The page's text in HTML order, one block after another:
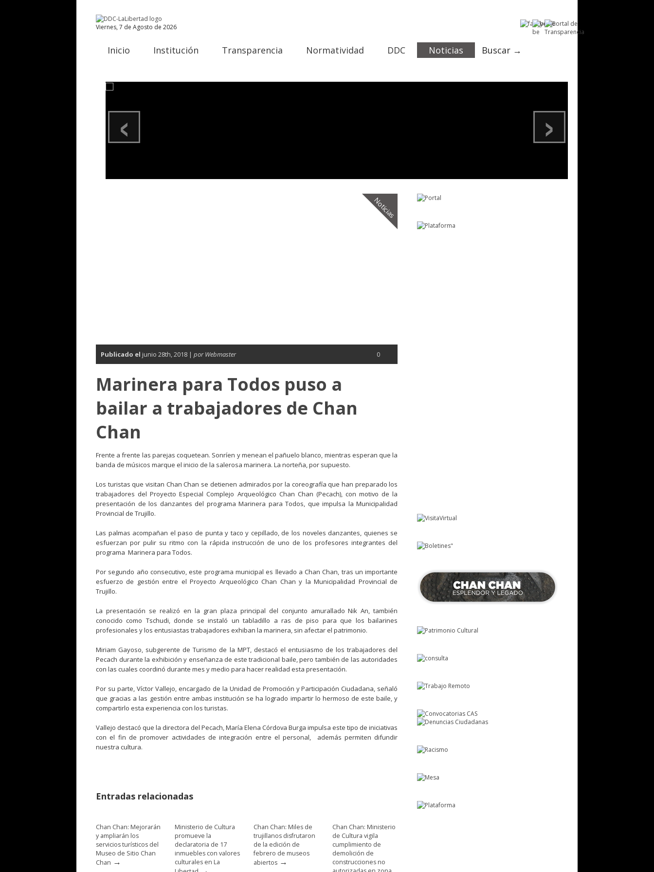
Viernes, 7 de Agosto de 2026
Inicio Institución Transparencia Normatividad DDC Noticias Buscar →
›
‹
Noticias
Publicado el junio 28th, 2018 | por Webmaster 0
Marinera para Todos puso a
bailar a trabajadores de Chan
Chan
Frente a frente las parejas coquetean. Sonríen y menean el pañuelo blanco, mientras esperan que la
banda de músicos marque el inicio de la salerosa marinera. La norteña, por supuesto.
Los turistas que visitan Chan Chan se detienen admirados por la coreografía que han preparado los
trabajadores del Proyecto Especial Complejo Arqueológico Chan Chan (Pecach), con motivo de la
presentación de los danzantes del programa Marinera para Todos, que impulsa la Municipalidad
Provincial de Trujillo.
Las palmas acompañan el paso de punta y taco y cepillado, de los noveles danzantes, quienes se
esfuerzan por pulir su ritmo con la rápida instrucción de uno de los profesores integrantes del
programa Marinera para Todos.
Por segundo año consecutivo, este programa municipal es llevado a Chan Chan, tras un importante
esfuerzo de gestión entre el Proyecto Arqueológico Chan Chan y la Municipalidad Provincial de
Trujillo.
La presentación se realizó en la gran plaza principal del conjunto amurallado Nik An, también
conocido como Tschudi, donde se instaló un tabladillo a ras de piso para que los bailarines
profesionales y los entusiastas trabajadores exhiban la marinera, sin afectar el patrimonio.
Miriam Gayoso, subgerente de Turismo de la MPT, destacó el entusiasmo de los trabajadores del
Pecach durante la exhibición y enseñanza de este tradicional baile, pero también de las autoridades
con las cuales coordinó durante mes y medio para hacer realidad esta presentación.
Por su parte, Víctor Vallejo, encargado de la Unidad de Promoción y Participación Ciudadana, señaló
que gracias a las gestión entre ambas institución se ha logrado impartir lo hermoso de este baile, y
compartirlo esta experiencia con los turistas.
Vallejo destacó que la directora del Pecach, María Elena Córdova Burga impulsa este tipo de iniciativas
con el fin de promover actividades de integración entre el personal, además permiten difundir
nuestra cultura.
Entradas relacionadas
Chan Chan: Mejorarán
y ampliarán los
servicios turísticos del
Museo de Sitio Chan
Chan →
Ministerio de Cultura
promueve la
declaratoria de 17
inmuebles con valores
culturales en La
Chan Chan: Miles de
trujillanos disfrutaron
de la edición de
febrero de museos
abiertos →
Chan Chan: Ministerio
de Cultura vigila
cumplimiento de
demolición de
construcciones no